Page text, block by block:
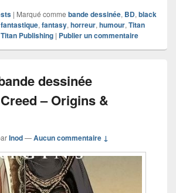
| Marqué comme bande dessinée, BD, black
fantastique, fantasy, horreur, humour, Titan
Titan Publishing | Publier un commentaire
dessinée
– Origins &
Inod—Aucun commentaire ↓